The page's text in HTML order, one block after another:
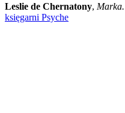
Leslie de Chernatony,
księgarni Psyche